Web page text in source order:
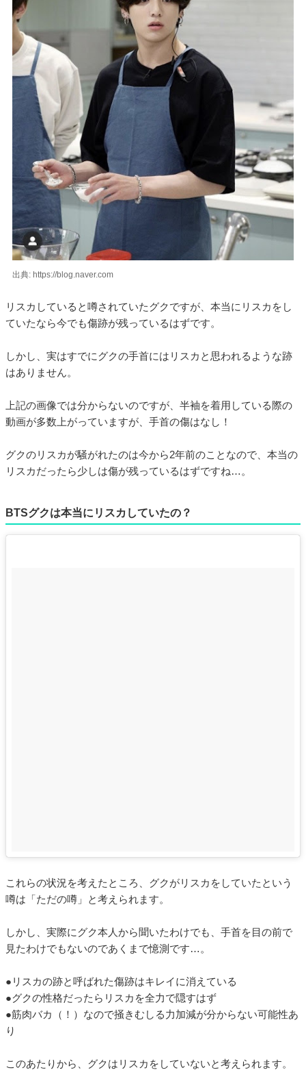
出典: https://blog.naver.com
リスカしていると噂されていたグクですが、本当にリスカをし
ていたなら今でも傷跡が残っているはずです。
しかし、実はすでにグクの手首にはリスカと思われるような跡
はありません。
上記の画像では分からないのですが、半袖を着用している際の
動画が多数上がっていますが、手首の傷はなし！
グクのリスカが騒がれたのは今から2年前のことなので、本当の
リスカだったら少しは傷が残っているはずですね…。
BTSグクは本当にリスカしていたの？
これらの状況を考えたところ、グクがリスカをしていたという
噂は「ただの噂」と考えられます。
しかし、実際にグク本人から聞いたわけでも、手首を目の前で
見たわけでもないのであくまで憶測です…。
●リスカの跡と呼ばれた傷跡はキレイに消えている
●グクの性格だったらリスカを全力で隠すはず
●筋肉バカ（！）なので掻きむしる力加減が分からない可能性あ
り
このあたりから、グクはリスカをしていないと考えられます。